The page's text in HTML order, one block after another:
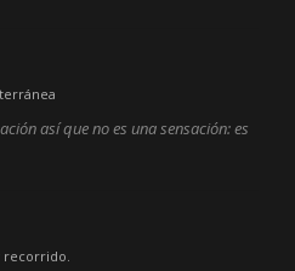
así que no es una sensación: es
recorrido.